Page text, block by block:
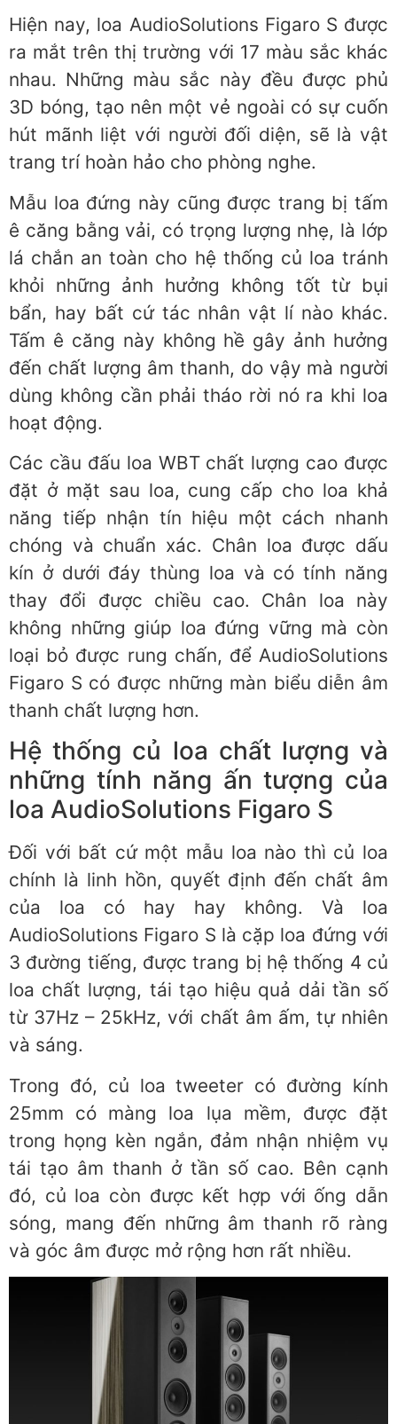
Hiện nay, loa AudioSolutions Figaro S được
ra mắt trên thị trường với 17 màu sắc khác
nhau. Những màu sắc này đều được phủ
3D bóng, tạo nên một vẻ ngoài có sự cuốn
hút mãnh liệt với người đối diện, sẽ là vật
trang trí hoàn hảo cho phòng nghe.
Mẫu loa đứng này cũng được trang bị tấm
ê căng bằng vải, có trọng lượng nhẹ, là lớp
lá chắn an toàn cho hệ thống củ loa tránh
khỏi những ảnh hưởng không tốt từ bụi
bẩn, hay bất cứ tác nhân vật lí nào khác.
Tấm ê căng này không hề gây ảnh hưởng
đến chất lượng âm thanh, do vậy mà người
dùng không cần phải tháo rời nó ra khi loa
hoạt động.
Các cầu đấu loa WBT chất lượng cao được
đặt ở mặt sau loa, cung cấp cho loa khả
năng tiếp nhận tín hiệu một cách nhanh
chóng và chuẩn xác. Chân loa được dấu
kín ở dưới đáy thùng loa và có tính năng
thay đổi được chiều cao. Chân loa này
không những giúp loa đứng vững mà còn
loại bỏ được rung chấn, để AudioSolutions
Figaro S có được những màn biểu diễn âm
thanh chất lượng hơn.
Hệ thống củ loa chất lượng và
những tính năng ấn tượng của
loa AudioSolutions Figaro S
Đối với bất cứ một mẫu loa nào thì củ loa
chính là linh hồn, quyết định đến chất âm
của loa có hay hay không. Và loa
AudioSolutions Figaro S là cặp loa đứng với
3 đường tiếng, được trang bị hệ thống 4 củ
loa chất lượng, tái tạo hiệu quả dải tần số
từ 37Hz – 25kHz, với chất âm ấm, tự nhiên
và sáng.
Trong đó, củ loa tweeter có đường kính
25mm có màng loa lụa mềm, được đặt
trong họng kèn ngắn, đảm nhận nhiệm vụ
tái tạo âm thanh ở tần số cao. Bên cạnh
đó, củ loa còn được kết hợp với ống dẫn
sóng, mang đến những âm thanh rõ ràng
và góc âm được mở rộng hơn rất nhiều.